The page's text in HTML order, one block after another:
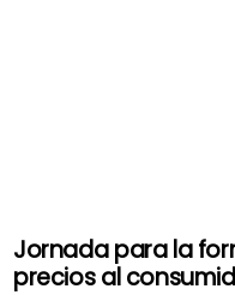
Jornada para la
precios al